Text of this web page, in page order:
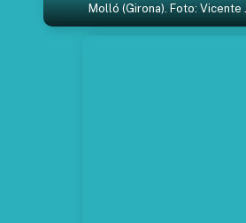
Molló (Girona). Foto: Vicente